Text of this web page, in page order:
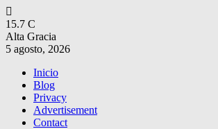
15.7 C
Alta Gracia
5 agosto, 2026
Inicio
Blog
Privacy
Advertisement
Contact